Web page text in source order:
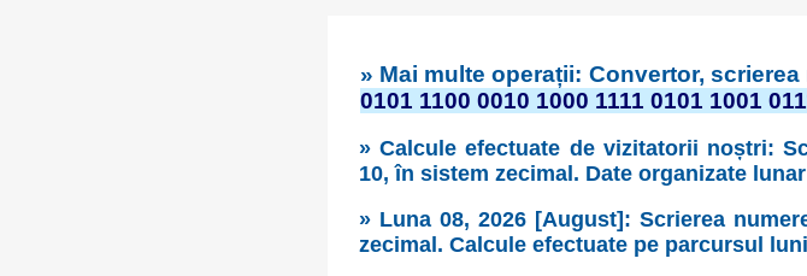
» Mai multe operații: Convertor,
0101 1100 0010 1000 1111 0101 1001
» Calcule efectuate de vizitatorii noștri:
10, în sistem zecimal. Date organizate lunar
» Luna 08, 2026 [August]: Scrierea
zecimal. Calcule efectuate pe parcursul